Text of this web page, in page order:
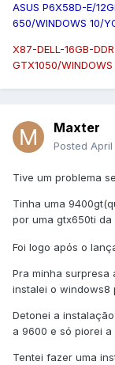
ASUS P6X58D-E/
650/WINDOWS 10/
X87-DELL-16GB-
GTX1050/WINDOWS
Maxter
Posted April
Tive um problema
Tinha uma
por uma gtx650ti da
Foi logo após o
Pra minha surpresa
instalei o windows8
Detonei a
a 9600 e só piorei a
Tentei fazer uma